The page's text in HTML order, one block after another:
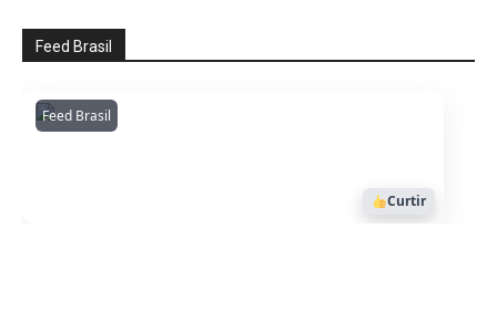
Feed Brasil
Feed BrasilAmazonianarede
1053
Curtir